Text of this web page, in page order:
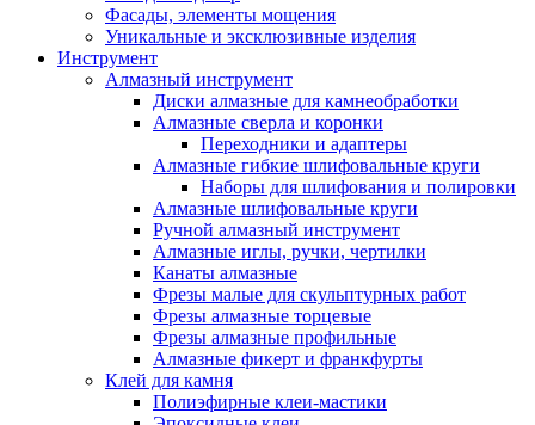
Фасады, элементы мощения
Уникальные и эксклюзивные изделия
Инструмент
Алмазный инструмент
Диски алмазные для камнеобработки
Алмазные сверла и коронки
Переходники и адаптеры
Алмазные гибкие шлифовальные круги
Наборы для шлифования и полировки
Алмазные шлифовальные круги
Ручной алмазный инструмент
Алмазные иглы, ручки, чертилки
Канаты алмазные
Фрезы малые для скульптурных работ
Фрезы алмазные торцевые
Фрезы алмазные профильные
Алмазные фикерт и франкфурты
Клей для камня
Полиэфирные клеи-мастики